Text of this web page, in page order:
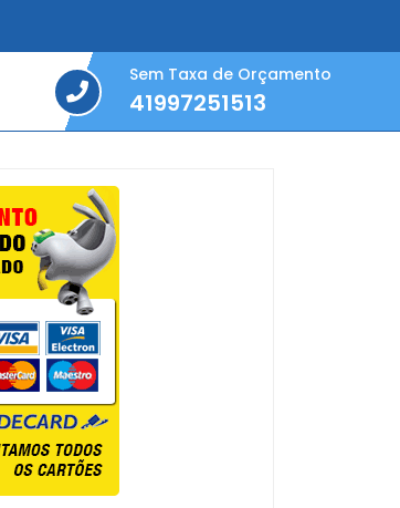
Sem Taxa de Orçamento
41997251513
41997251513